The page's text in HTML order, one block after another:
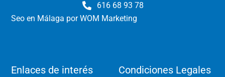
616 68 93 78
Seo en Málaga por WOM Marketing
Enlaces de interés Condiciones Legales